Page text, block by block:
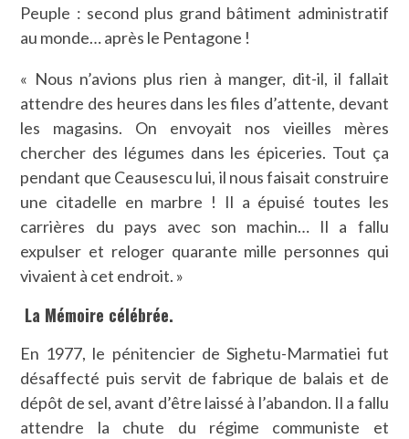
Peuple : second plus grand bâtiment administratif
au monde… après le Pentagone !
« Nous n’avions plus rien à manger, dit-il, il fallait
attendre des heures dans les files d’attente, devant
les magasins. On envoyait nos vieilles mères
chercher des légumes dans les épiceries. Tout ça
pendant que Ceausescu lui, il nous faisait construire
une citadelle en marbre ! Il a épuisé toutes les
carrières du pays avec son machin… Il a fallu
expulser et reloger quarante mille personnes qui
vivaient à cet endroit. »
La Mémoire célébrée.
En 1977, le pénitencier de Sighetu-Marmatiei fut
désaffecté puis servit de fabrique de balais et de
dépôt de sel, avant d’être laissé à l’abandon. Il a fallu
attendre la chute du régime communiste et